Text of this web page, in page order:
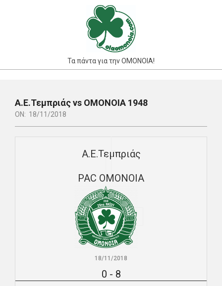
Τα πάντα για την ΟΜΟΝΟΙΑ!
Navigation
Menu
Α.Ε.Τεμπριάς vs ΟΜΟΝΟΙΑ 1948
ON: 18/11/2018
Α.Ε.Τεμπριάς
PAC ΟΜΟΝΟΙΑ
18/11/2018
0 - 8